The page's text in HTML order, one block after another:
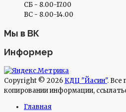
СБ - 8.00-17.00
ВС - 8.00-14.00
Мы в ВК
Информер
Copyright © 2026 КДЦ "Йасин". Все
копировании информации,
Главная